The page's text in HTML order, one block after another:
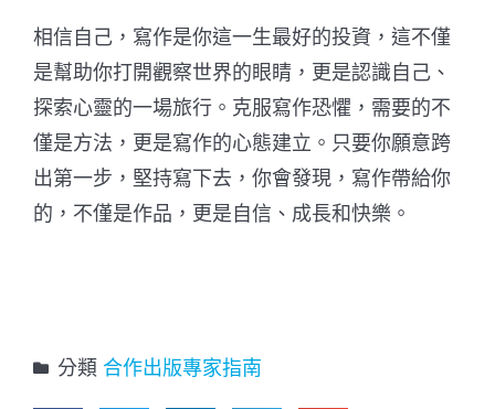
相信自己，寫作是你這一生最好的投資，這不僅
是幫助你打開觀察世界的眼睛，更是認識自己、
探索心靈的一場旅行。克服寫作恐懼，需要的不
僅是方法，更是寫作的心態建立。只要你願意跨
出第一步，堅持寫下去，你會發現，寫作帶給你
的，不僅是作品，更是自信、成長和快樂。
分類 合作出版專家指南